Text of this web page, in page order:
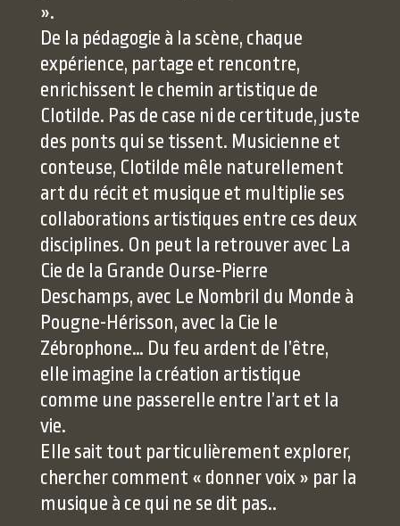
».
De la pédagogie à la scène, chaque
expérience, partage et rencontre,
enrichissent le chemin artistique de
Clotilde. Pas de case ni de certitude, juste
des ponts qui se tissent. Musicienne et
conteuse, Clotilde mêle naturellement
art du récit et musique et multiplie ses
collaborations artistiques entre ces deux
disciplines. On peut la retrouver avec La
Cie de la Grande Ourse-Pierre
Deschamps, avec Le Nombril du Monde à
Pougne-Hérisson, avec la Cie le
Zébrophone… Du feu ardent de l’être,
elle imagine la création artistique
comme une passerelle entre l’art et la
vie.
Elle sait tout particulièrement explorer,
chercher comment « donner voix » par la
musique à ce qui ne se dit pas..